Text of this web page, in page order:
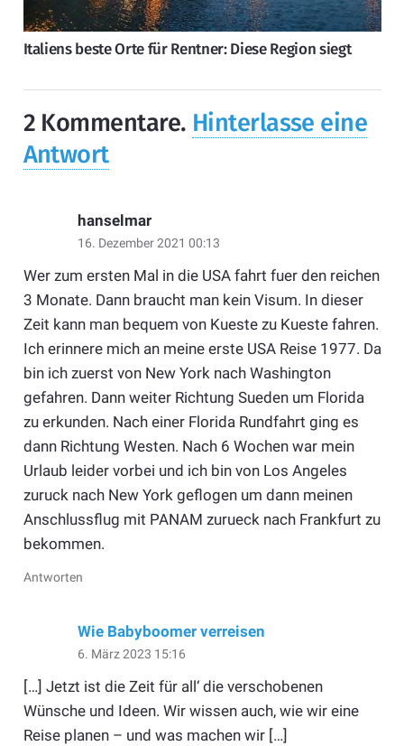
Italiens beste Orte für Rentner: Diese Region siegt
2 Kommentare. Hinterlasse eine
Antwort
hanselmar
16. Dezember 2021 00:13
Wer zum ersten Mal in die USA fahrt fuer den reichen
3 Monate. Dann braucht man kein Visum. In dieser
Zeit kann man bequem von Kueste zu Kueste fahren.
Ich erinnere mich an meine erste USA Reise 1977. Da
bin ich zuerst von New York nach Washington
gefahren. Dann weiter Richtung Sueden um Florida
zu erkunden. Nach einer Florida Rundfahrt ging es
dann Richtung Westen. Nach 6 Wochen war mein
Urlaub leider vorbei und ich bin von Los Angeles
zuruck nach New York geflogen um dann meinen
Anschlussflug mit PANAM zurueck nach Frankfurt zu
bekommen.
Antworten
Wie Babyboomer verreisen
6. März 2023 15:16
[…] Jetzt ist die Zeit für all‘ die verschobenen
Wünsche und Ideen. Wir wissen auch, wie wir eine
Reise planen – und was machen wir […]